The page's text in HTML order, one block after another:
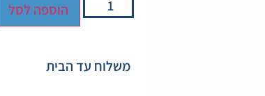
הוספה לסל
משלוח עד הבית